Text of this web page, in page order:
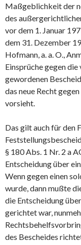
Maßgeblichkeit der
des
vor dem 1. Januar
dem 31. Dezember
Hofmann, a. a. O.,
Einsprüche gegen
gewordenen
das neue Recht
vorsieht.
Das gilt auch für den
§ 180 Abs. 1 Nr. 2 a
Entscheidung über
Wenn gegen einen
wurde, dann mußte
die Entscheidung
gerichtet war,
des Bescheides